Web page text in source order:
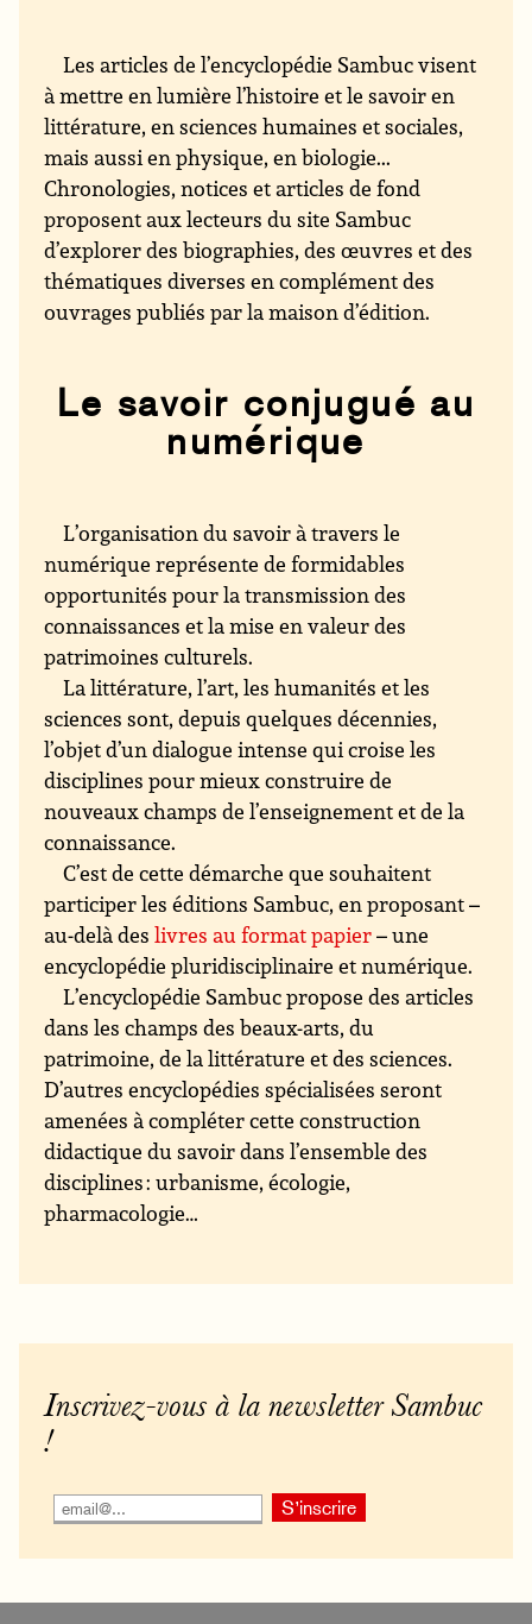
Les articles de l’encyclopédie Sambuc visent
à mettre en lumière l’histoire et le savoir en
littérature, en sciences humaines et sociales,
mais aussi en physique, en biologie...
Chronologies, notices et articles de fond
proposent aux lecteurs du site Sambuc
d’explorer des biographies, des œuvres et des
thématiques diverses en complément des
ouvrages publiés par la maison d’édition.
Le savoir conjugué au
numérique
L’organisation du savoir à travers le
numérique représente de formidables
opportunités pour la transmission des
connaissances et la mise en valeur des
patrimoines culturels.
La littérature, l’art, les humanités et les
sciences sont, depuis quelques décennies,
l’objet d’un dialogue intense qui croise les
disciplines pour mieux construire de
nouveaux champs de l’enseignement et de la
connaissance.
C’est de cette démarche que souhaitent
participer les éditions Sambuc, en proposant –
au-delà deslivres au format papier– une
encyclopédie pluridisciplinaire et numérique.
L’encyclopédie Sambuc propose des articles
dans les champs des beaux-arts, du
patrimoine, de la littérature et des sciences.
D’autres encyclopédies spécialisées seront
amenées à compléter cette construction
didactique du savoir dans l’ensemble des
disciplines : urbanisme, écologie,
pharmacologie…
Inscrivez-vous à la newsletter Sambuc
!